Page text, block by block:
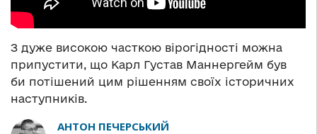
З дуже високою часткою вірогідності можна
припустити, що Карл Густав Маннергейм був
би потішений цим рішенням своїх історичних
наступників.
АНТОН ПЕЧЕРСЬКИЙ